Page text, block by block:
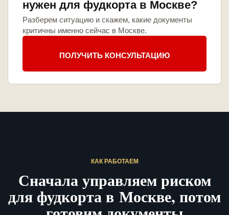
нужен для фудкорта в Москве?
Разберем ситуацию и скажем, какие документы
критичны именно сейчас в Москве.
ПОЛУЧИТЬ КОНСУЛЬТАЦИЮ
КАК РАБОТАЕМ
Сначала управляем риском
для фудкорта в Москве, потом